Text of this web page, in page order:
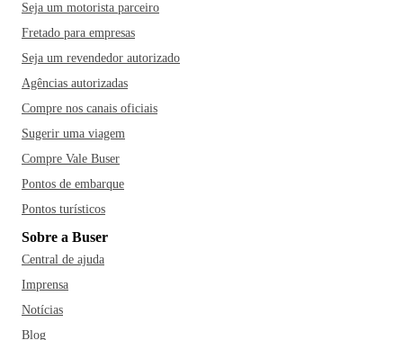
Seja um motorista parceiro
Fretado para empresas
Seja um revendedor autorizado
Agências autorizadas
Compre nos canais oficiais
Sugerir uma viagem
Compre Vale Buser
Pontos de embarque
Pontos turísticos
Sobre a Buser
Central de ajuda
Imprensa
Notícias
Blog